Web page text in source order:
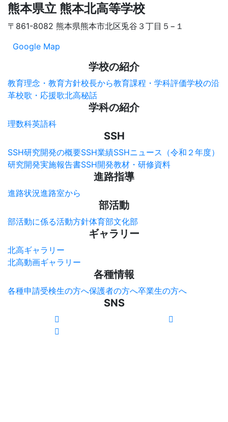
熊本県立 熊本北高等学校
〒861-8082 熊本県熊本市北区兎谷３丁目５−１
Google Map
学校の紹介
教育理念・教育方針校長から教育課程・学科評価学校の沿
革校歌・応援歌北高秘話
学科の紹介
理数科英語科
SSH
SSH研究開発の概要SSH業績SSHニュース（令和２年度）
研究開発実施報告書SSH開発教材・研修資料
進路指導
進路状況進路室から
部活動
部活動に係る活動方針体育部文化部
ギャラリー
北高ギャラリー
北高動画ギャラリー
各種情報
各種申請受検生の方へ保護者の方へ卒業生の方へ
SNS